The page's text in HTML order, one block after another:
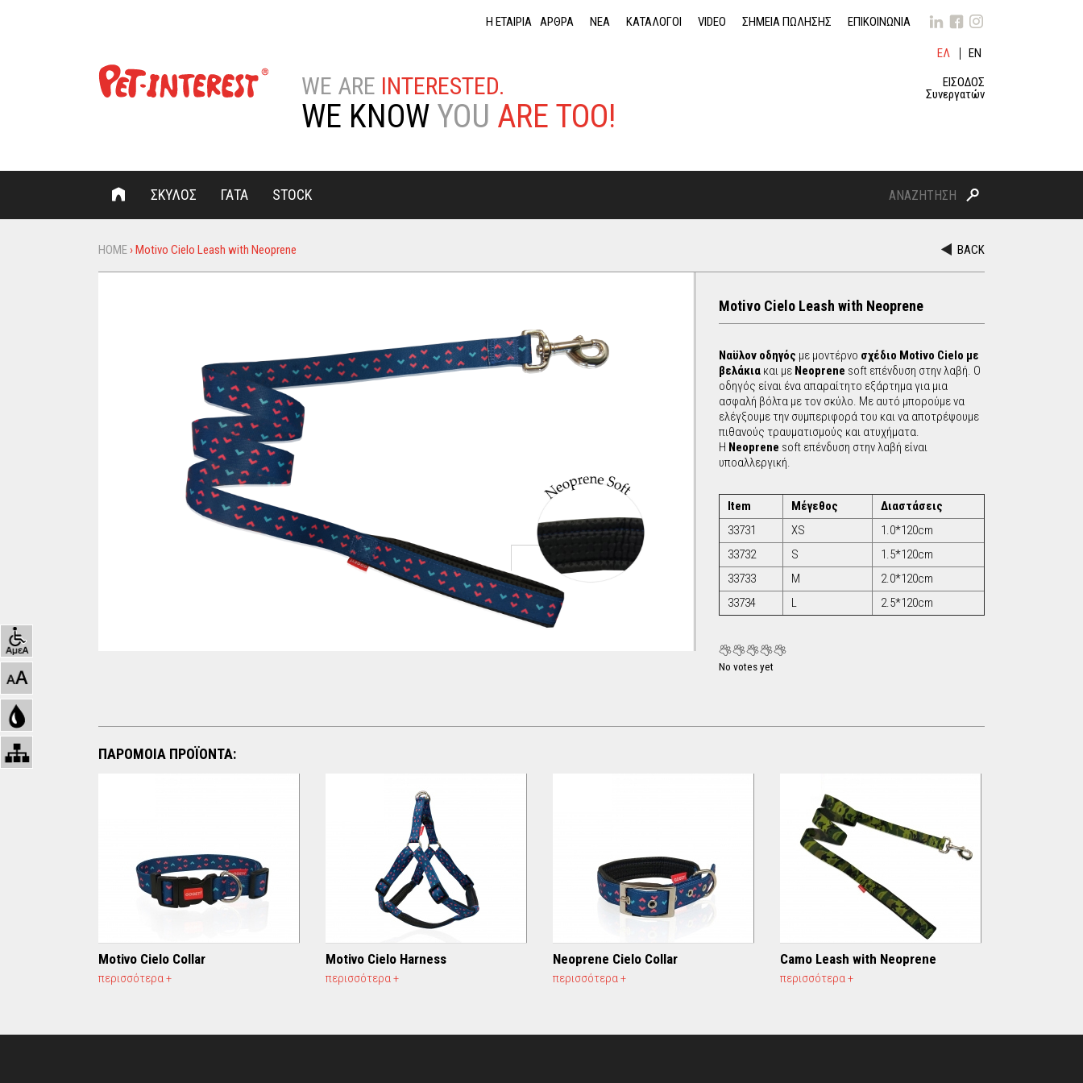
WE ARE INTERESTED.
WE KNOW YOU ARE TOO!
Η ΕΤΑΙΡΙΑ ΑΡΘΡΑ ΝΕΑ ΚΑΤΑΛΟΓΟΙ VIDEO ΣΗΜΕΙΑ ΠΩΛΗΣΗΣ ΕΠΙΚΟΙΝΩΝΙΑ
EN
SH
ΕΛ
ΝΙ
ΚΆΕΙΣΟΔΟΣ
Συνεργατών
ΣΚΥΛΟΣ ΓΑΤΑ STOCK
S
a
c
h
f
o
m
Ν
Α
Η
Τ
Η
You
HOME ›Motivo Cielo Leash with Neoprene BACK
Motivo Cielo Leash with Neoprene
Ναϋλον οδηγός με μοντέρνο σχέδιο Motivo Cielo με
βελάκια και με Νeoprene soft επένδυση στην λαβή. Ο
οδηγός είναι ένα απαραίτητο εξάρτημα για μια
ασφαλή βόλτα με τον σκύλο. Με αυτό μπορούμε να
ελέγξουμε την συμπεριφορά του και να αποτρέψουμε
πιθανούς τραυματισμούς και ατυχήματα.
Η Neoprene soft επένδυση στην λαβή είναι
υποαλλεργική.
Item Μέγεθος
Διαστάσεις
33731
XS
1.0*120cm
33732
S
1.5*120cm
33733
M
2.0*120cm
33734
L 2.5*120cm
No votes yet
ΠΑΡΟΜΟΙΑ ΠΡΟΪΟΝΤΑ:
Motivo Cielo Collar
περισσότερα +
Motivo Cielo Harness
περισσότερα +
Neoprene Cielo Collar
περισσότερα +
Camo Leash with Neoprene
περισσότερα +